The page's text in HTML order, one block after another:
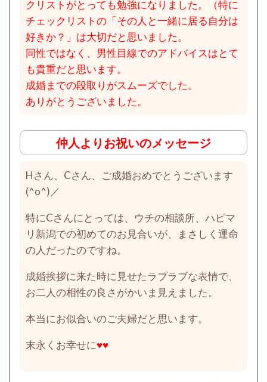
クリストがとっても勉強になりました。（特に
チェックリストの「その人と一緒に居る自分は
好きか？」は大切だと思いました。
同性ではなく、男性目線でのアドバイスはとて
も貴重だと思います。
成婚までの段取りがスムーズでした。
ありがとうございました。
仲人よりお祝いのメッセージ
Hさん、Cさん、ご成婚おめでとうございます
(^o^)／
特にCさんにとっては、ウチの相談所、ハピマ
リ新潟での初めてのお見合いが、まさしく運命
の人だったのですね。
成婚挨拶に来た時に見せたラブラブな表情で、
お二人の相性の良さがかいま見えました。
本当にお似合いのご夫婦だと思います。
末永くお幸せに♥♥